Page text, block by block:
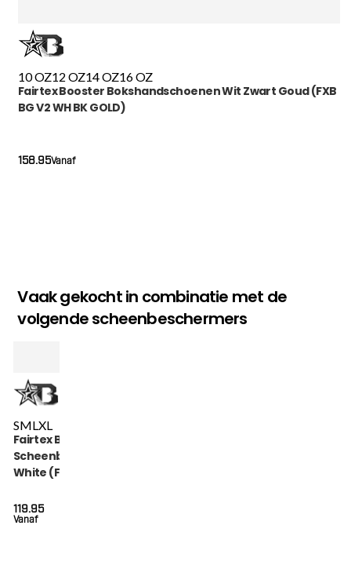
10 OZ12 OZ14 OZ16 OZ
Fairtex Booster Bokshandschoenen Wit Zwart Goud (FXB
BG V2 WH BK GOLD)
Vanaf
158.95
Vaak gekocht in combinatie met de
volgende scheenbeschermers
SMLXL
Fairtex Booster
Scheenbeschermers
White (FXB SG
Vanaf
119.95